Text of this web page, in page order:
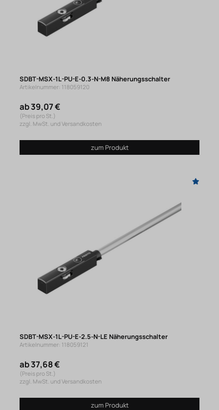
SDBT-MSX-1L-PU-E-0.3-N-M8 Näherungsschalter
Artikelnummer: 118059120
ab 39,07 €
(Preis pro St.)
zzgl. MwSt. und Versandkosten
zum Produkt
SDBT-MSX-1L-PU-E-2.5-N-LE Näherungsschalter
Artikelnummer: 118059121
ab 37,68 €
(Preis pro St.)
zzgl. MwSt. und Versandkosten
zum Produkt